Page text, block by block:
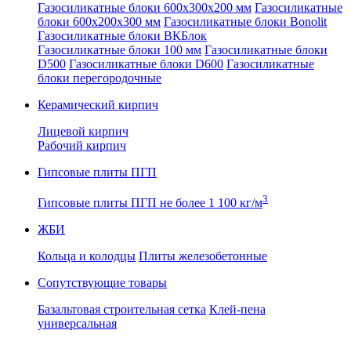
Газосиликатные блоки 600x300x200 мм Газосиликатные
блоки 600x200x300 мм Газосиликатные блоки Bonolit
Газосиликатные блоки ВКБлок
Газосиликатные блоки 100 мм Газосиликатные блоки
D500 Газосиликатные блоки D600 Газосиликатные
блоки перегородочные
Керамический кирпич
Лицевой кирпич
Рабочий кирпич
Гипсовые плиты ПГП
Гипсовые плиты ПГП не более 1 100 кг/м3
ЖБИ
Кольца и колодцы Плиты железобетонные
Сопутствующие товары
Базальтовая строительная сетка Клей-пена
универсальная